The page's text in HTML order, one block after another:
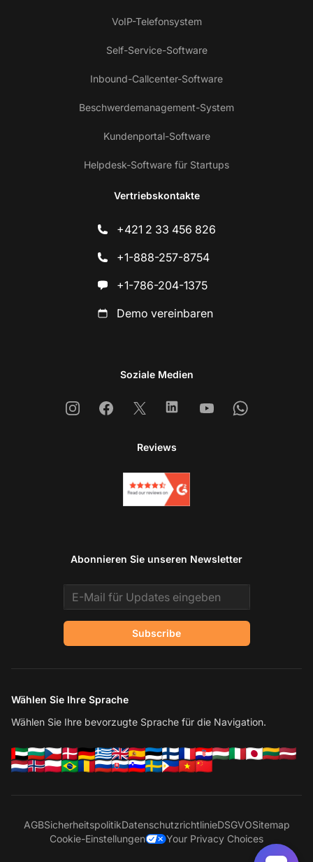
VoIP-Telefonsystem
Self-Service-Software
Inbound-Callcenter-Software
Beschwerdemanagement-System
Kundenportal-Software
Helpdesk-Software für Startups
Vertriebskontakte
+421 2 33 456 826
+1-888-257-8754
+1-786-204-1375
Demo vereinbaren
Soziale Medien
InstagramFacebook
X LinkedinYoutubeWhatsapp
Reviews
Abonnieren Sie unseren Newsletter
Email address
Subscribe
Wählen Sie Ihre Sprache
Wählen Sie Ihre bevorzugte Sprache für die Navigation.
AGBSicherheitspolitikDatenschutzrichtlinieDSGVOSitemap
Cookie-Einstellungen
Your Privacy Choices